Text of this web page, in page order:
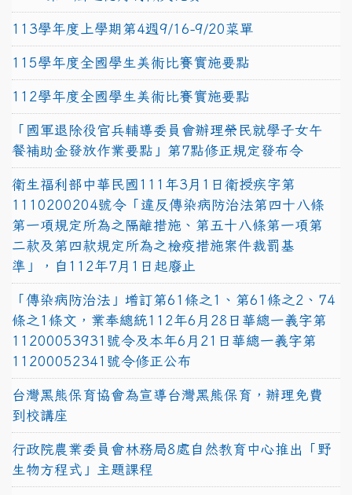
113學年度上學期第4週9/16-9/20菜單
115學年度全國學生美術比賽實施要點
112學年度全國學生美術比賽實施要點
「國軍退除役官兵輔導委員會辦理榮民就學子女午
餐補助金發放作業要點」第7點修正規定發布令
衛生福利部中華民國111年3月1日衛授疾字第
1110200204號令「違反傳染病防治法第四十八條
第一項規定所為之隔離措施、第五十八條第一項第
二款及第四款規定所為之檢疫措施案件裁罰基
準」，自112年7月1日起廢止
「傳染病防治法」增訂第61條之1、第61條之2、74
條之1條文，業奉總統112年6月28日華總一義字第
11200053931號令及本年6月21日華總一義字第
11200052341號令修正公布
台灣黑熊保育協會為宣導台灣黑熊保育，辦理免費
到校講座
行政院農業委員會林務局8處自然教育中心推出「野
生物方程式」主題課程